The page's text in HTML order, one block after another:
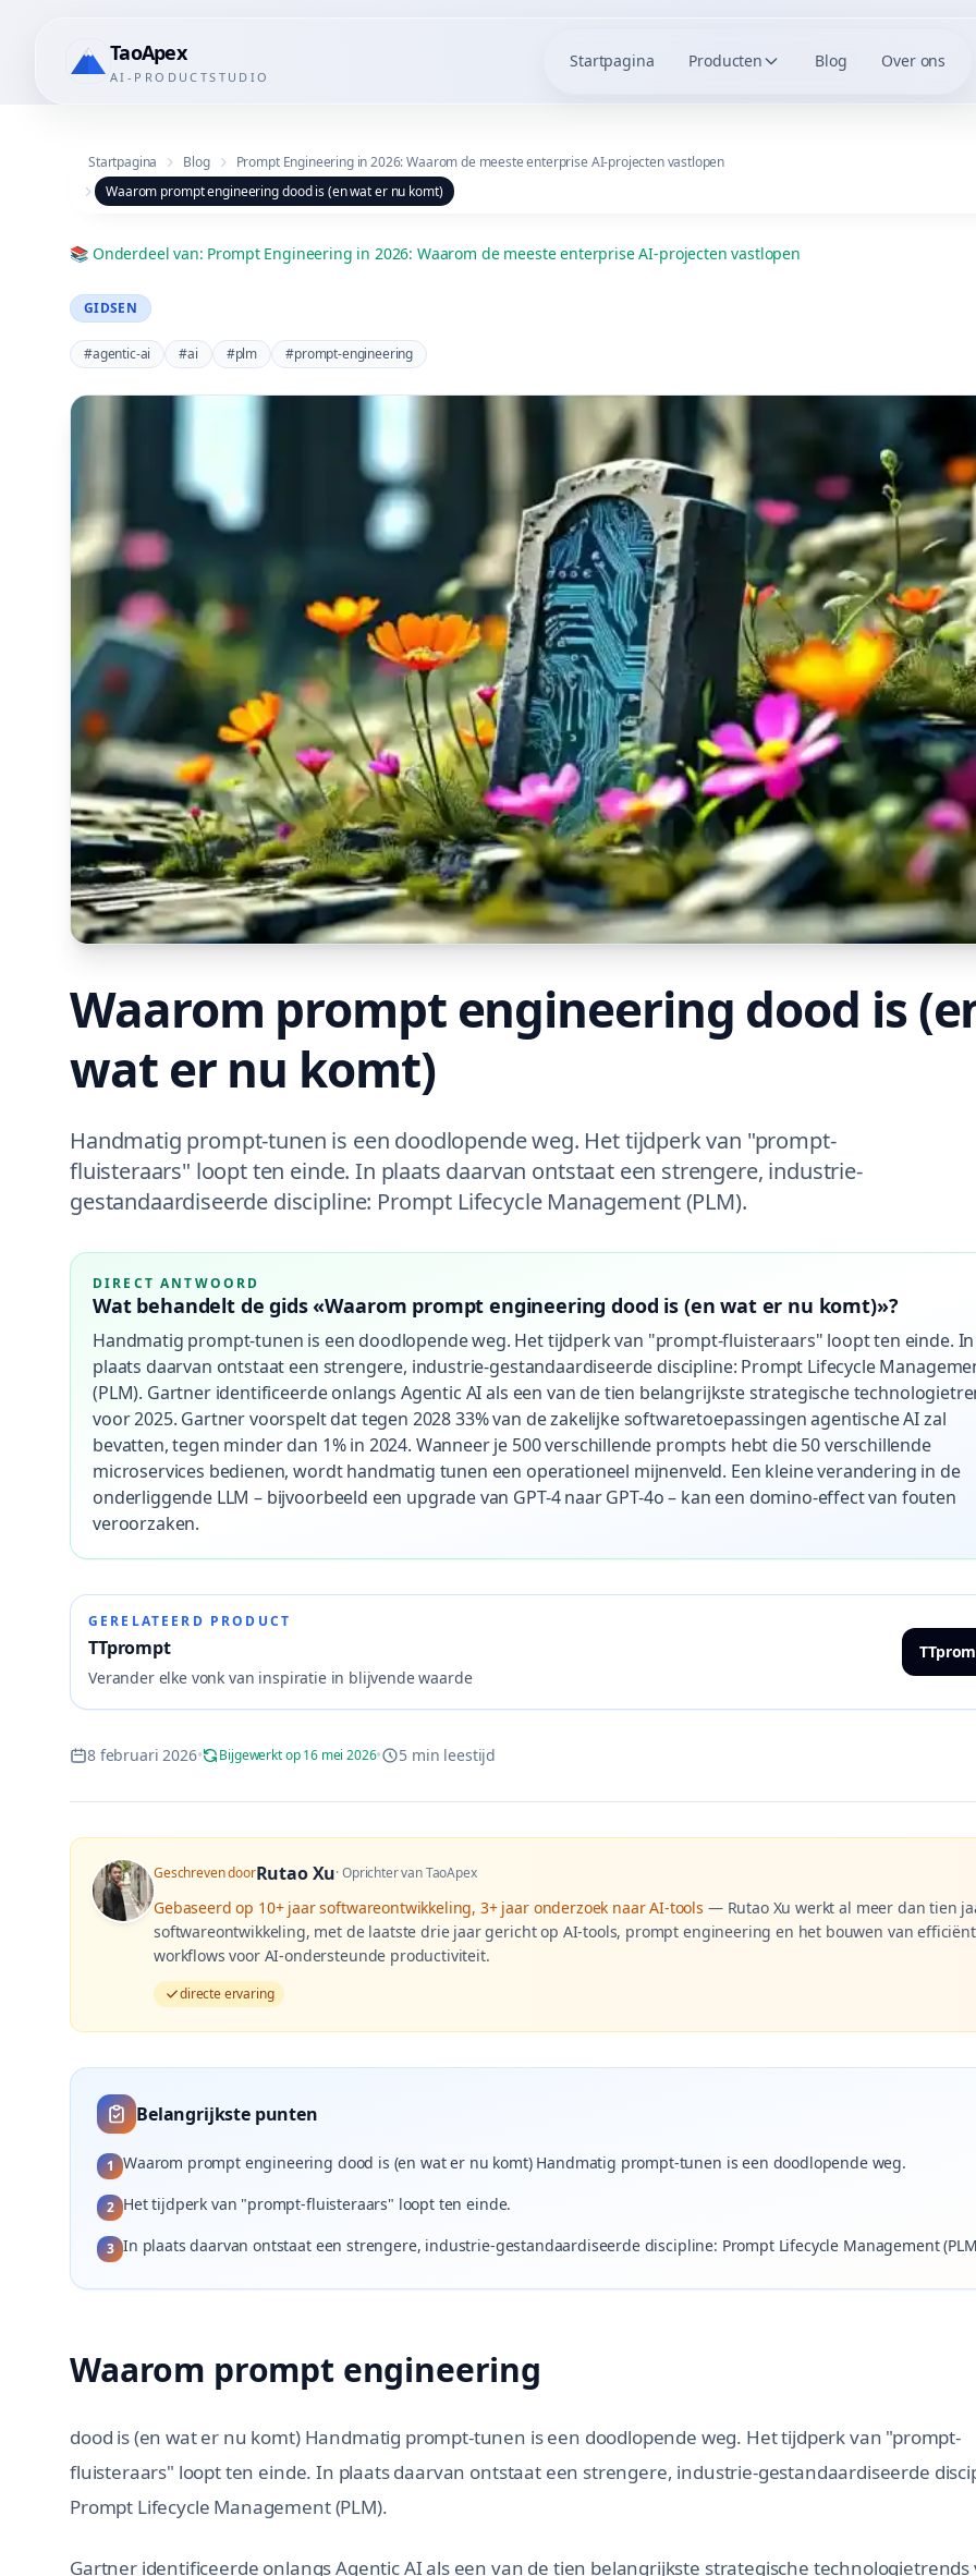
TaoApex
AI-PRODUCTSTUDIO
Startpagina Producten Blog Over ons
Startpagina Blog
Prompt Engineering in 2026: Waarom de meeste enterprise AI-projecten vastlopen
Waarom prompt engineering dood is (en wat er nu komt)
📚 Onderdeel van: Prompt Engineering in 2026: Waarom de meeste enterprise AI-projecten vastlopen
GIDSEN
#agentic-ai #ai #plm #prompt-engineering
Waarom prompt engineering dood is
wat er nu komt)
Handmatig prompt-tunen is een doodlopende weg. Het tijdperk van "prompt-
fluisteraars" loopt ten einde. In plaats daarvan ontstaat een strengere, industrie-
gestandaardiseerde discipline: Prompt Lifecycle Management (PLM).
DIRECT ANTWOORD
Wat behandelt de gids «Waarom prompt engineering dood is (en wat er nu komt)»?
Handmatig prompt-tunen is een doodlopende weg. Het tijdperk van "prompt-fluisteraars" loopt ten einde. In
plaats daarvan ontstaat een strengere, industrie-gestandaardiseerde discipline: Prompt Lifecycle
(PLM). Gartner identificeerde onlangs Agentic AI als een van de tien belangrijkste strategische
voor 2025. Gartner voorspelt dat tegen 2028 33% van de zakelijke softwaretoepassingen agentische AI zal
bevatten, tegen minder dan 1% in 2024. Wanneer je 500 verschillende prompts hebt die 50 verschillende
microservices bedienen, wordt handmatig tunen een operationeel mijnenveld. Een kleine verandering in de
onderliggende LLM – bijvoorbeeld een upgrade van GPT-4 naar GPT-4o – kan een domino-effect van fouten
veroorzaken.
GERELATEERD PRODUCT
TTprompt
Verander elke vonk van inspiratie in blijvende waarde
8 februari 2026• Bijgewerkt op 16 mei 2026• 5 min leestijd
Geschreven doorRutao Xu·Oprichter van TaoApex
Gebaseerd op 10+ jaar softwareontwikkeling, 3+ jaar onderzoek naar AI-tools — Rutao Xu werkt al meer dan tien
softwareontwikkeling, met de laatste drie jaar gericht op AI-tools, prompt engineering en het bouwen van
workflows voor AI-ondersteunde productiviteit.
directe ervaring
Belangrijkste punten
1 Waarom prompt engineering dood is (en wat er nu komt) Handmatig prompt-tunen is een doodlopende weg.
2 Het tijdperk van "prompt-fluisteraars" loopt ten einde.
3 In plaats daarvan ontstaat een strengere, industrie-gestandaardiseerde discipline: Prompt Lifecycle Management
Waarom prompt engineering
dood is (en wat er nu komt) Handmatig prompt-tunen is een doodlopende weg. Het tijdperk van "prompt-
fluisteraars" loopt ten einde. In plaats daarvan ontstaat een strengere, industrie-gestandaardiseerde
Prompt Lifecycle Management (PLM).
Gartner identificeerde onlangs Agentic AI als een van de tien belangrijkste strategische technologietrends